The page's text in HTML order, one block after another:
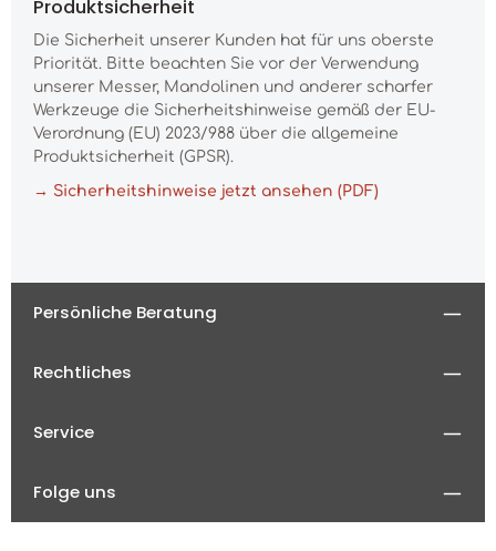
Produktsicherheit
Die Sicherheit unserer Kunden hat für uns oberste
Priorität. Bitte beachten Sie vor der Verwendung
unserer Messer, Mandolinen und anderer scharfer
Werkzeuge die Sicherheitshinweise gemäß der EU-
Verordnung (EU) 2023/988 über die allgemeine
Produktsicherheit (GPSR).
→ Sicherheitshinweise jetzt ansehen (PDF)
Persönliche Beratung
Rechtliches
Service
Folge uns